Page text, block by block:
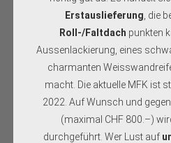
Erstauslieferung , die
Roll-/Faltdach punkten
Aussenlackierung, eines
charmanten
macht. Die aktuelle MFK ist
2022. Auf Wunsch und
(maximal CHF 800.–)
durchgeführt. Wer Lust auf